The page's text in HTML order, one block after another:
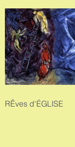
RÊves d'ÉGLISE